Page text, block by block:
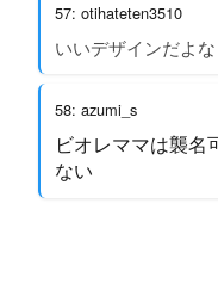
57: otihateten3510
いいデザインだよな
58: azumi_s
ビオレママは襲
ない